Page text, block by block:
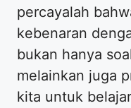
percayalah
kebenaran
bukan hanya
melainkan juga
kita untuk